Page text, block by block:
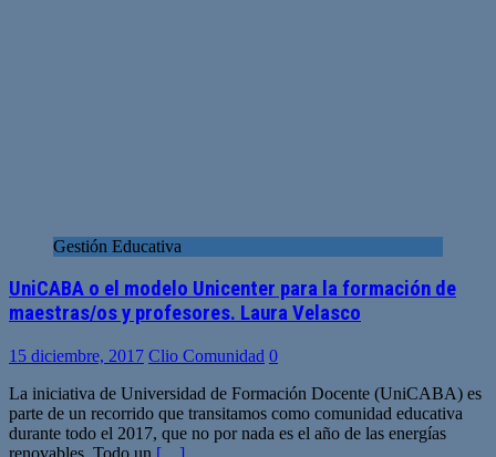
Gestión Educativa
UniCABA o el modelo Unicenter para la formación de
maestras/os y profesores. Laura Velasco
15 diciembre, 2017 Clio Comunidad 0
La iniciativa de Universidad de Formación Docente (UniCABA) es
parte de un recorrido que transitamos como comunidad educativa
durante todo el 2017, que no por nada es el año de las energías
renovables. Todo un […]